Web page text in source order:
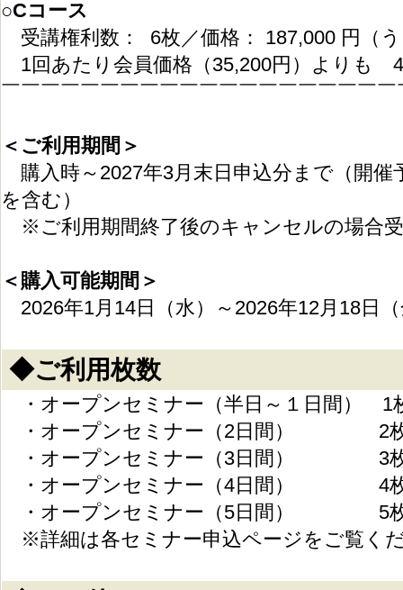
○Cコース
受講権利数： 6枚／価格： 187,000 円（
1回あたり会員価格（35,200円）よりも
￣￣￣￣￣￣￣￣￣￣￣￣￣￣￣￣￣￣￣￣
＜ご利用期間＞
購入時～2027年3月末日申込分まで（開催
を含む）
※ご利用期間終了後のキャンセルの場合
＜購入可能期間＞
2026年1月14日（水）～2026年12月18日
◆ご利用枚数
・オープンセミナー（半日～１日間）
1
・オープンセミナー（2日間）
2
・オープンセミナー（3日間）
3
・オープンセミナー（4日間）
4
・オープンセミナー（5日間）
5
※詳細は各セミナー申込ページをご覧く